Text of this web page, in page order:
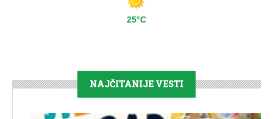
25°C
NAJČITANIJE VESTI